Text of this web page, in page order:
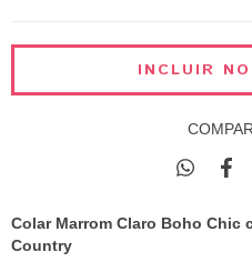
Colar Marrom Claro Boho Chic
Country